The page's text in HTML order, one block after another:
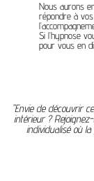
Nous aurons
répondre à
Si l’hypnose
pour vous en
"Envie de découvrir
intérieur ?
individualisé où